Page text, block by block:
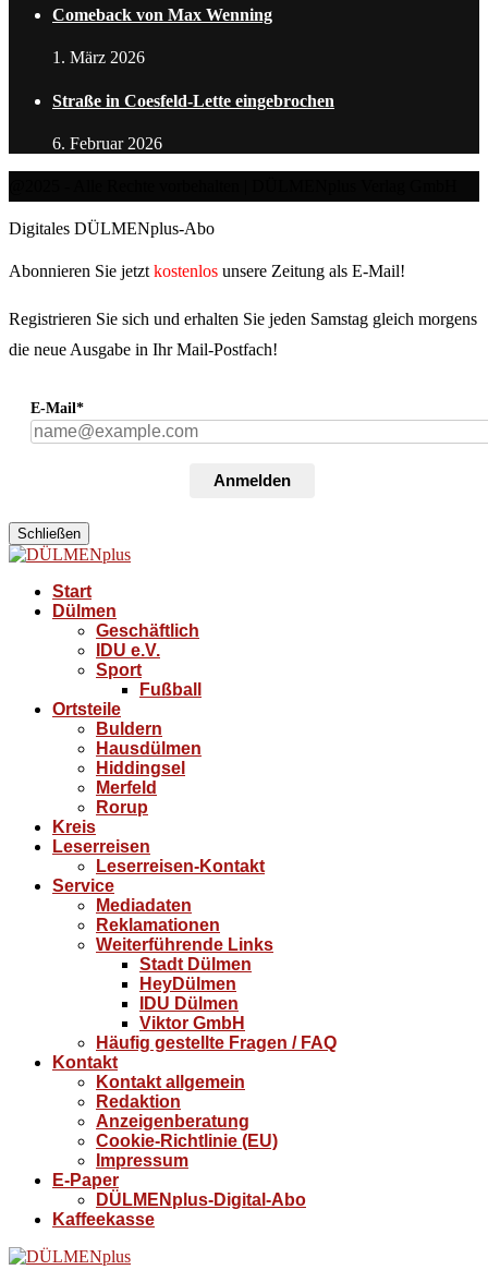
Comeback von Max Wenning
1. März 2026
Straße in Coesfeld-Lette eingebrochen
6. Februar 2026
Digitales DÜLMENplus-Abo
Abonnieren Sie jetzt kostenlos unsere Zeitung als E-Mail!
Registrieren Sie sich und erhalten Sie jeden Samstag gleich morgens
die neue Ausgabe in Ihr Mail-Postfach!
E-Mail*
Anmelden
Schließen
Start
Dülmen
Geschäftlich
IDU e.V.
Sport
Fußball
Ortsteile
Buldern
Hausdülmen
Hiddingsel
Merfeld
Rorup
Kreis
Leserreisen
Leserreisen-Kontakt
Service
Mediadaten
Reklamationen
Weiterführende Links
Stadt Dülmen
HeyDülmen
IDU Dülmen
Viktor GmbH
Häufig gestellte Fragen / FAQ
Kontakt
Kontakt allgemein
Redaktion
Anzeigenberatung
Cookie-Richtlinie (EU)
Impressum
E-Paper
DÜLMENplus-Digital-Abo
Kaffeekasse